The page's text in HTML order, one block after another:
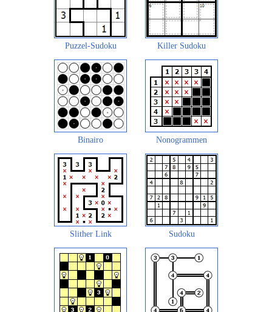
Puzzel-Sudoku Killer Sudoku
Binairo Nonogrammen
Slither Link Sudoku